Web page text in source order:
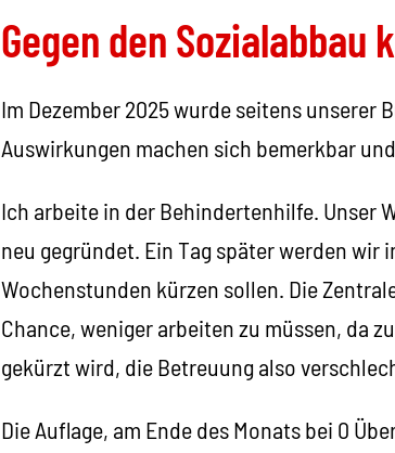
Gegen den Sozialabbau
Im Dezember 2025 wurde seitens unserer
Auswirkungen machen sich bemerkbar
Ich arbeite in der Behindertenhilfe. Unser
neu gegründet. Ein Tag später werden
Wochenstunden kürzen sollen. Die
Chance, weniger arbeiten zu müssen, da
gekürzt wird, die Betreuung also
Die Auflage, am Ende des Monats bei 0